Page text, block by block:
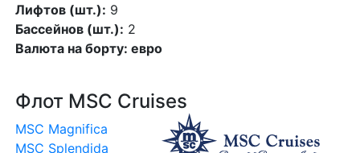
Число внешних кают:
Число внутренних кают:
Лифтов (шт.):9
Флот MSC Cruises